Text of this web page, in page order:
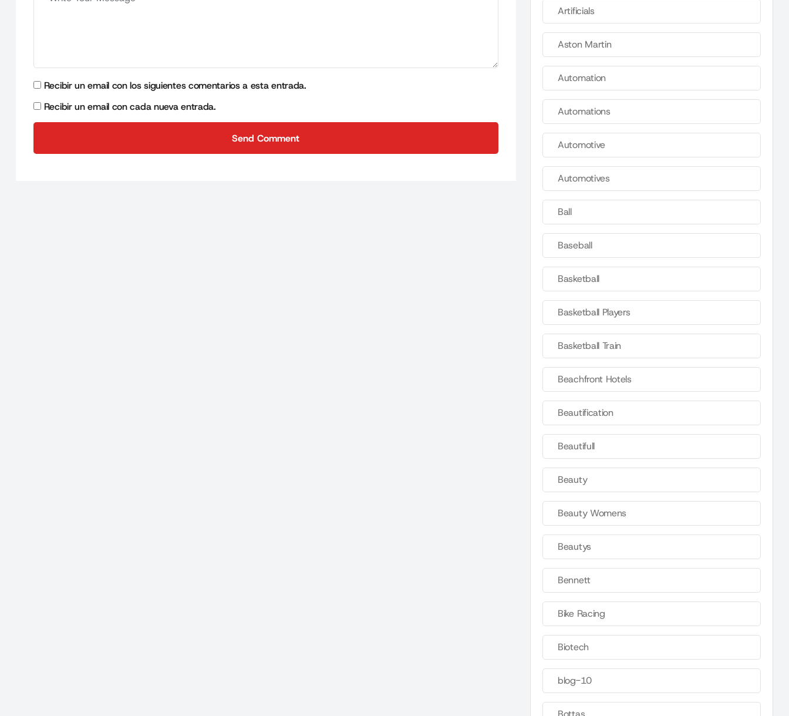
Recibir un email con los siguientes comentarios a esta entrada.
Recibir un email con cada nueva entrada.
Send Comment
Artificials
Aston Martin
Automation
Automations
Automotive
Automotives
Ball
Baseball
Basketball
Basketball Players
Basketball Train
Beachfront Hotels
Beautification
Beautifull
Beauty
Beauty Womens
Beautys
Bennett
Bike Racing
Biotech
blog-10